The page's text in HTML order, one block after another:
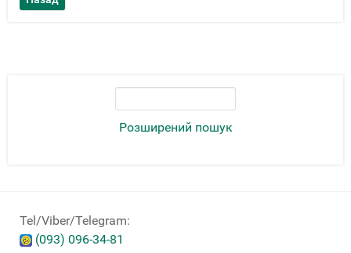
Розширений пошук
Tel/Viber/Telegram:
(093) 096-34-81